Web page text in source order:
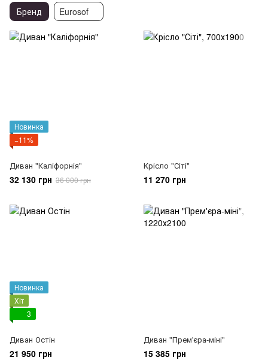
Бренд Eurosof
Новинка
−11%
Диван "Каліфорнія"
32 130 грн 36 000 грн
Крісло "Сіті"
11 270 грн
Новинка
Хіт
3
Диван Остін
21 950 грн
Диван "Прем'єра-міні"
15 385 грн